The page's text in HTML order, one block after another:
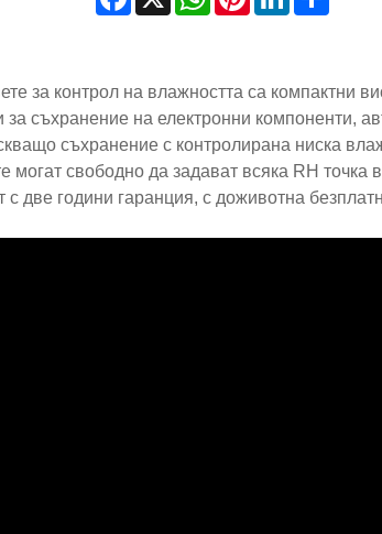
за контрол на влажността са компактни
съхранение на електронни компоненти,
съхранение с контролирана ниска
могат свободно да задават всяка RH точка
две години гаранция, с доживотна